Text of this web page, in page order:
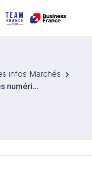
infos Marchés
Infrastructures numériques en Suède